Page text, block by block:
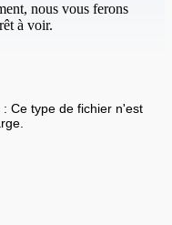
nous vous ferons
à voir.
Ce type de fichier n'est